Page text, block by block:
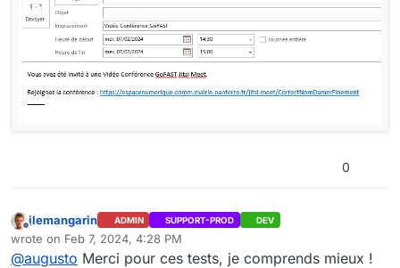
0
Offline
jlemangarin ADMIN SUPPORT-PROD DEV
wrote on Feb 7, 2024, 4:28 PM
last edited by
@augusto Merci pour ces tests, je comprends mieux !